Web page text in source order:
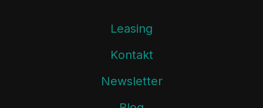
Leasing
Kontakt
Newsletter